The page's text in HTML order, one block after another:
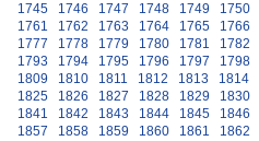
1745
1746 1747 1748 1749 1750
1761
1762 1763 1764 1765 1766
1777
1778 1779 1780 1781 1782
1793
1794 1795 1796 1797 1798
1809
1810 1811 1812 1813 1814
1825
1826 1827 1828 1829 1830
1841
1842 1843 1844 1845 1846
1857
1858 1859 1860 1861 1862